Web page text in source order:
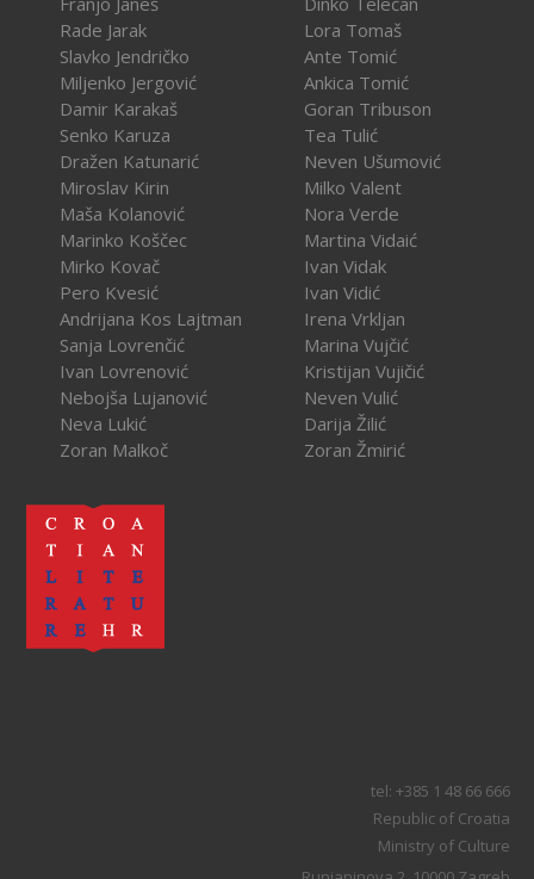
Rade Jarak
Slavko Jendričko
Miljenko Jergović
Damir Karakaš
Senko Karuza
Dražen Katunarić
Miroslav Kirin
Maša Kolanović
Marinko Koščec
Mirko Kovač
Pero Kvesić
Andrijana Kos Lajtman
Sanja Lovrenčić
Ivan Lovrenović
Nebojša Lujanović
Neva Lukić
Zoran Malkoč
Lora Tomaš
Ante Tomić
Ankica Tomić
Goran Tribuson
Tea Tulić
Neven Ušumović
Milko Valent
Nora Verde
Martina Vidaić
Ivan Vidak
Ivan Vidić
Irena Vrkljan
Marina Vujčić
Kristijan Vujičić
Neven Vulić
Darija Žilić
Zoran Žmirić
tel: +385 1 48 66 666
Republic of Croatia
Ministry of Culture